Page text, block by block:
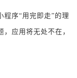
程序“用完即走”的理
应用将无处不在，